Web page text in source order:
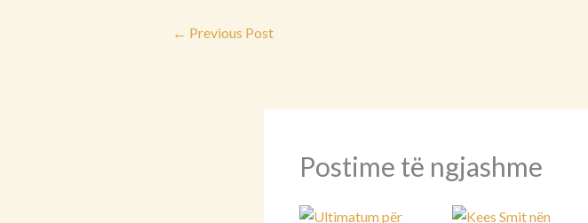
← Previous Post
Postime të ngjashme